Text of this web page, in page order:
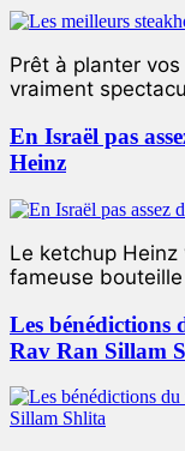
Prêt à planter
vraiment
En Israël pas
Heinz
Le ketchup
fameuse
Les bénédictions
Rav Ran Sillam